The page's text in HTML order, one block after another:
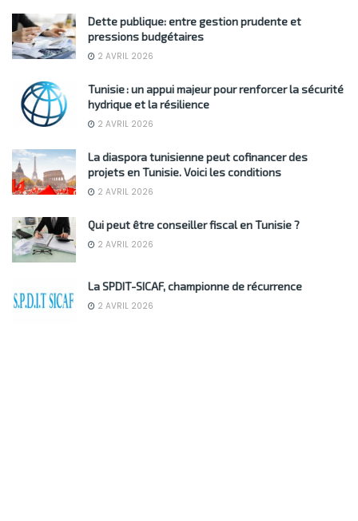
Dette publique: entre gestion prudente et
pressions budgétaires
2 AVRIL 2026
Tunisie : un appui majeur pour renforcer la sécurité
hydrique et la résilience
2 AVRIL 2026
La diaspora tunisienne peut cofinancer des
projets en Tunisie. Voici les conditions
2 AVRIL 2026
Qui peut être conseiller fiscal en Tunisie ?
2 AVRIL 2026
La SPDIT-SICAF, championne de récurrence
2 AVRIL 2026